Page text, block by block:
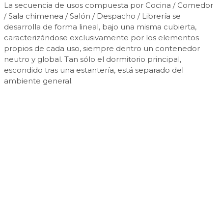
La secuencia de usos compuesta por Cocina / Comedor
/ Sala chimenea / Salón / Despacho / Librería se
desarrolla de forma lineal, bajo una misma cubierta,
caracterizándose exclusivamente por los elementos
propios de cada uso, siempre dentro un contenedor
neutro y global. Tan sólo el dormitorio principal,
escondido tras una estantería, está separado del
ambiente general.